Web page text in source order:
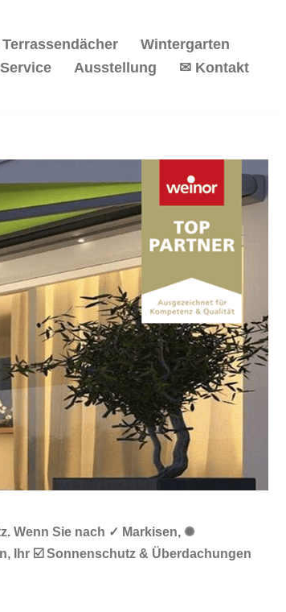
Wintergarten
Service Ausstellung ✉ Kontakt
Wenn Sie nach ✓ Markisen, ✺
Ihr ☑️ Sonnenschutz & Überdachungen